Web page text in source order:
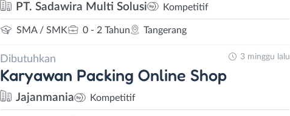
PT. Sadawira Multi Solusi Kompetitif
SMA / SMK 0 - 2 Tahun Tangerang
Dibutuhkan
Karyawan Packing Online Shop
Jajanmania Kompetitif
3 minggu lalu